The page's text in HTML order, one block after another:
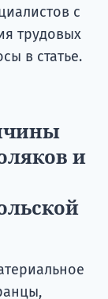
с
трудовых
в статье.
и